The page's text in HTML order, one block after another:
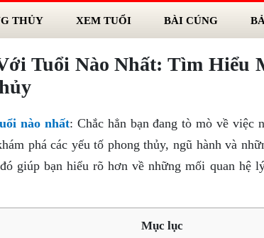
THỦY XEM TUỔI BÀI CÚNG
Tuổi Nào Nhất: Tìm Hiểu
nào nhất: Chắc hẳn bạn đang tò mò về
phá các yếu tố phong thủy, ngũ hành và
giúp bạn hiểu rõ hơn về những mối quan hệ
Mục lục